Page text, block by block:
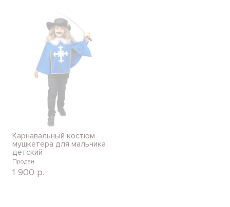
Карнавальный костюм
мушкетера для мальчика
детский
Продан
1 900 р.